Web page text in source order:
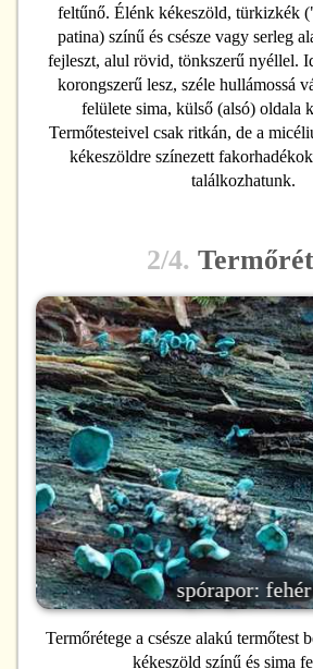
feltűnő. Élénk kékeszöld, türkizkék
patina) színű és csésze vagy serleg
fejleszt, alul rövid, tönkszerű nyéllel.
korongszerű lesz, széle hullámossá
felülete sima, külső (alsó) oldala
Termőtesteivel csak ritkán, de a
kékeszöldre színezett
találkozhatunk.
2/4.
Termőrétege a csésze alakú termőtest
kékeszöld színű és sima
spórapor: fehér